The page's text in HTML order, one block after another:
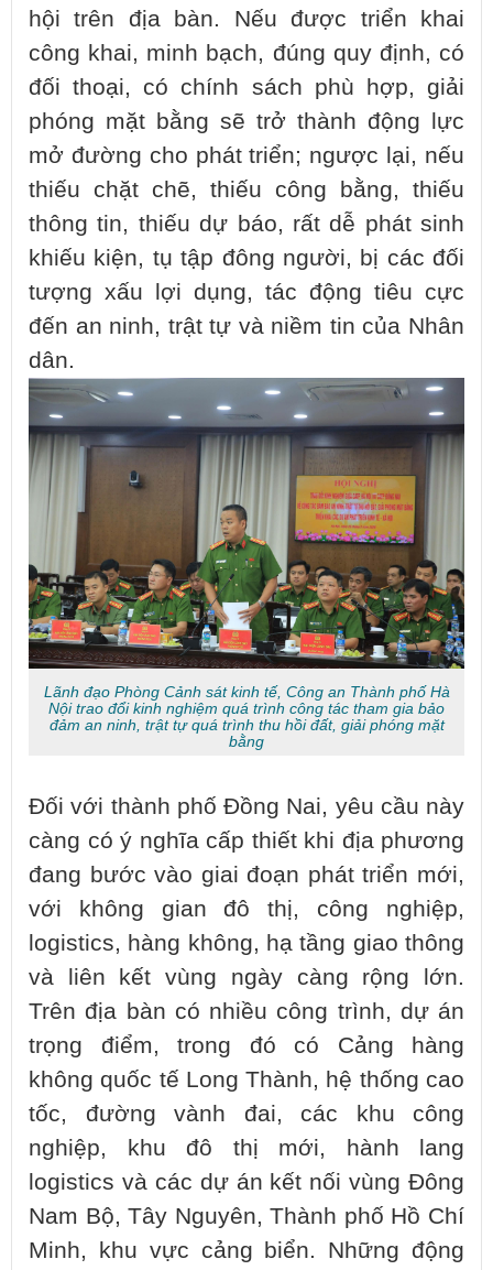
hội trên địa bàn. Nếu được triển khai
công khai, minh bạch, đúng quy định, có
đối thoại, có chính sách phù hợp, giải
phóng mặt bằng sẽ trở thành động lực
mở đường cho phát triển; ngược lại, nếu
thiếu chặt chẽ, thiếu công bằng, thiếu
thông tin, thiếu dự báo, rất dễ phát sinh
khiếu kiện, tụ tập đông người, bị các đối
tượng xấu lợi dụng, tác động tiêu cực
đến an ninh, trật tự và niềm tin của Nhân
dân.
Lãnh đạo Phòng Cảnh sát kinh tế, Công an Thành phố Hà
Nội trao đổi kinh nghiệm quá trình công tác tham gia bảo
đảm an ninh, trật tự quá trình thu hồi đất, giải phóng mặt
bằng
Đối với thành phố Đồng Nai, yêu cầu này
càng có ý nghĩa cấp thiết khi địa phương
đang bước vào giai đoạn phát triển mới,
với không gian đô thị, công nghiệp,
logistics, hàng không, hạ tầng giao thông
và liên kết vùng ngày càng rộng lớn.
Trên địa bàn có nhiều công trình, dự án
trọng điểm, trong đó có Cảng hàng
không quốc tế Long Thành, hệ thống cao
tốc, đường vành đai, các khu công
nghiệp, khu đô thị mới, hành lang
logistics và các dự án kết nối vùng Đông
Nam Bộ, Tây Nguyên, Thành phố Hồ Chí
Minh, khu vực cảng biển. Những động